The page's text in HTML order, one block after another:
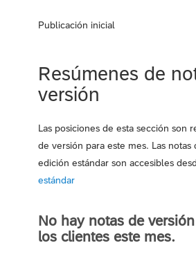
Publicación inicial
Resúmenes de
versión
Las posiciones de esta sección son
de versión para este mes. Las
edición estándar son accesibles
estándar
No hay notas de
los clientes este mes.